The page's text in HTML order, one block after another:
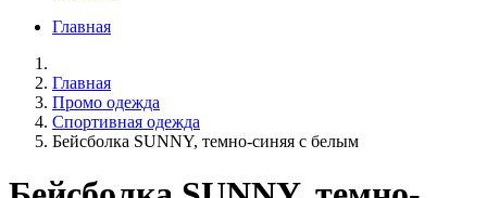
Главная
Главная
Промо одежда
Спортивная одежда
Бейсболка SUNNY, темно-синяя с белым